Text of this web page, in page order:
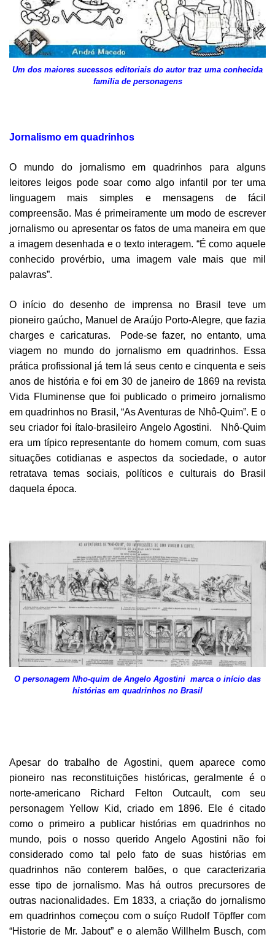
Um dos maiores sucessos editoriais do autor traz uma conhecida
família de personagens
Jornalismo em quadrinhos
O mundo do jornalismo em quadrinhos para alguns
leitores leigos pode soar como algo infantil por ter uma
linguagem mais simples e mensagens de fácil
compreensão. Mas é primeiramente um modo de escrever
jornalismo ou apresentar os fatos de uma maneira em que
a imagem desenhada e o texto interagem. “É como aquele
conhecido provérbio, uma imagem vale mais que mil
palavras”.
O início do desenho de imprensa no Brasil teve um
pioneiro gaúcho, Manuel de Araújo Porto-Alegre, que fazia
charges e caricaturas. Pode-se fazer, no entanto, uma
viagem no mundo do jornalismo em quadrinhos. Essa
prática profissional já tem lá seus cento e cinquenta e seis
anos de história e foi em 30 de janeiro de 1869 na revista
Vida Fluminense que foi publicado o primeiro jornalismo
em quadrinhos no Brasil, “As Aventuras de Nhô-Quim”. E o
seu criador foi ítalo-brasileiro Angelo Agostini. Nhô-Quim
era um típico representante do homem comum, com suas
situações cotidianas e aspectos da sociedade, o autor
retratava temas sociais, políticos e culturais do Brasil
daquela época.
O personagem Nho-quim de Angelo Agostini marca o início das
histórias em quadrinhos no Brasil
Apesar do trabalho de Agostini, quem aparece como
pioneiro nas reconstituições históricas, geralmente é o
norte-americano Richard Felton Outcault, com seu
personagem Yellow Kid, criado em 1896. Ele é citado
como o primeiro a publicar histórias em quadrinhos no
mundo, pois o nosso querido Angelo Agostini não foi
considerado como tal pelo fato de suas histórias em
quadrinhos não conterem balões, o que caracterizaria
esse tipo de jornalismo. Mas há outros precursores de
outras nacionalidades. Em 1833, a criação do jornalismo
em quadrinhos começou com o suíço Rudolf Töpffer com
“Historie de Mr. Jabout” e o alemão Willhelm Busch, com